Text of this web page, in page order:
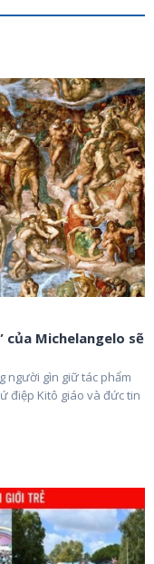
của Michelangelo sẽ
người gìn giữ tác phẩm
điệp Kitô giáo và đức tin